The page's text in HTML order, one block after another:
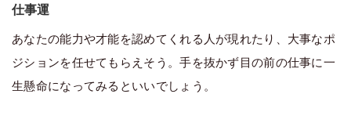
仕事運
あなたの能力や才能を認めてくれる人が現れたり、大事なポ
ジションを任せてもらえそう。手を抜かず目の前の仕事に一
生懸命になってみるといいでしょう。